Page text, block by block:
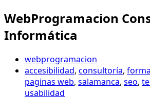
WebProgramacion
Informática
webprogramacion
accesibilidad, consultoría,
paginas web, salamanca, seo,
usabilidad